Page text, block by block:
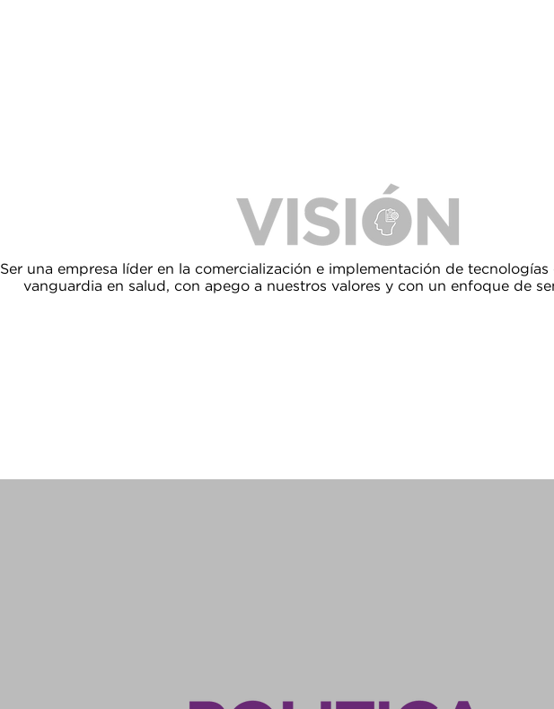
Ser una empresa líder en la comercialización e implementación de tecnologías
vanguardia en salud, con apego a nuestros valores y con un enfoque de